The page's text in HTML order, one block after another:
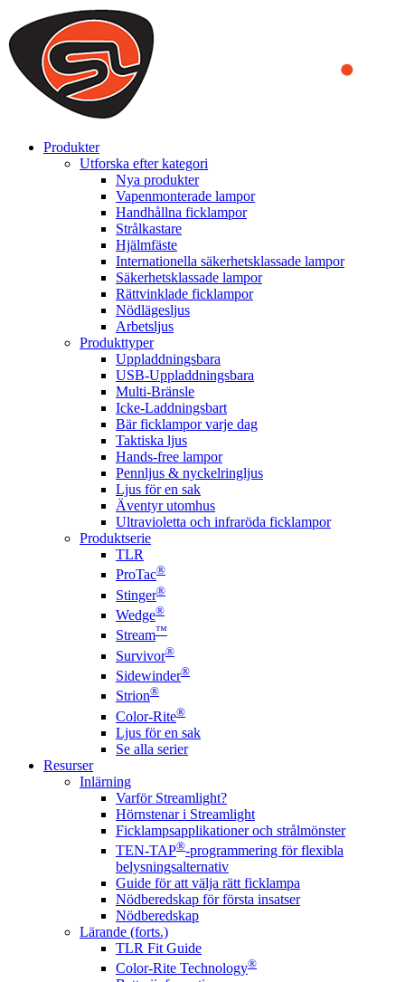
We use cookies to ensure that we provide you the best experience
on our website. By continuing to browse this website, you accept
that cookies are used to help us analyze how the website is used and
to offer you a better experience. To learn more or to find out how
you can disable cookies, you can access our
Produkter
Utforska efter kategori
Nya produkter
Vapenmonterade lampor
Handhållna ficklampor
Strålkastare
Hjälmfäste
Internationella säkerhetsklassade lampor
Säkerhetsklassade lampor
Rättvinklade ficklampor
Nödlägesljus
Arbetsljus
Produkttyper
Uppladdningsbara
USB-Uppladdningsbara
Multi-Bränsle
Icke-Laddningsbart
Bär ficklampor varje dag
Taktiska ljus
Hands-free lampor
Pennljus & nyckelringljus
Ljus för en sak
Äventyr utomhus
Ultravioletta och infraröda ficklampor
Produktserie
TLR
ProTac®
Stinger®
Wedge®
Stream™
Survivor®
Sidewinder®
Strion®
Color-Rite®
Ljus för en sak
Se alla serier
Resurser
Inlärning
Varför Streamlight?
Hörnstenar i Streamlight
Ficklampsapplikationer och strålmönster
TEN-TAP®-programmering för flexibla
belysningsalternativ
Guide för att välja rätt ficklampa
Nödberedskap för första insatser
Nödberedskap
Lärande (forts.)
TLR Fit Guide
Color-Rite Technology®